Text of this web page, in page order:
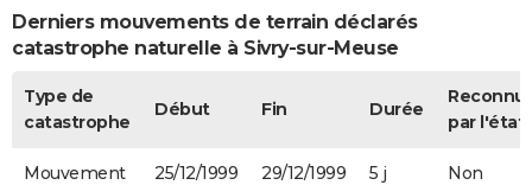
Derniers mouvements de terrain déclarés
catastrophe naturelle à Sivry-sur-Meuse
Type de
catastrophe
Début Fin Durée
par l'état
Mouvement
25/12/1999 29/12/1999 5 j Non